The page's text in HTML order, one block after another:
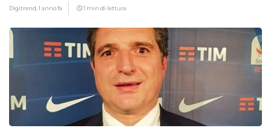
Digitrend,1 anno fa 1 min di lettura